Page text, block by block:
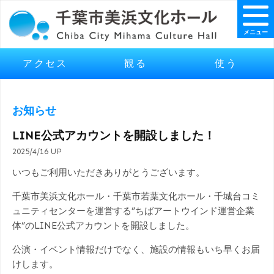
アクセス 観る 使う
メニュー
お知らせ
LINE公式アカウントを開設しました！
2025/4/16 UP
いつもご利用いただきありがとうございます。
千葉市美浜文化ホール・千葉市若葉文化ホール・千城台コミ
ュニティセンターを運営する”ちばアートウインド運営企業
体”のLINE公式アカウントを開設しました。
公演・イベント情報だけでなく、施設の情報もいち早くお届
けします。